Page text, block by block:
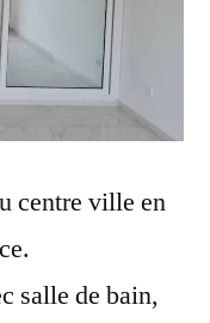
centre ville en
salle de bain,